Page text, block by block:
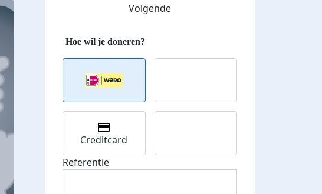
Volgende
Creditcard
Referentie